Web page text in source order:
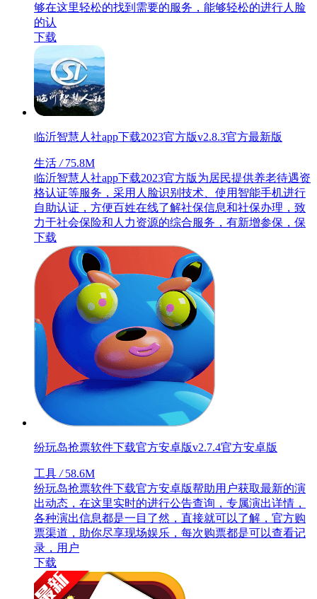
够在这里轻松的找到需要的服务，能够轻松的进行人脸
的认
下载
临沂智慧人社app下载2023官方版v2.8.3官方最新版
生活 /75.8M
临沂智慧人社app下载2023官方版为居民提供养老待遇资
格认证等服务，采用人脸识别技术、使用智能手机进行
自助认证，方便百姓在线了解社保信息和社保办理，致
力于社会保险和人力资源的综合服务，有新增参保，保
下载
纷玩岛抢票软件下载官方安卓版v2.7.4官方安卓版
工具 /58.6M
纷玩岛抢票软件下载官方安卓版帮助用户获取最新的演
出动态，在这里实时的进行公告查询，专属演出详情，
各种演出信息都是一目了然，直接就可以了解，官方购
票渠道，助你尽享现场娱乐，每次购票都是可以查看记
录，用户
下载